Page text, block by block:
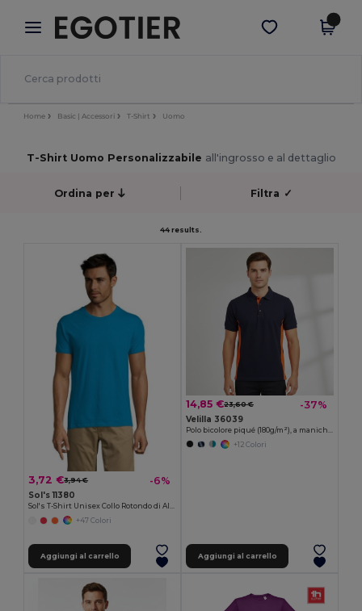
× App Egotier
Prezzi migliori sull'app!
Scarica app
Home Basic | Accessori T-Shirt Uomo
T-Shirt Uomo Personalizzabile all'ingrosso e al dettaglio
Ordina per Filtra ✓
44 results.
3,72 €3,94 € -6%
Sol's 11380
Sol's T-Shirt Unisex Collo Rotondo di Alta Qualità
+47 Colori
Aggiungi al carrello
14,85 €23,60 € -37%
Velilla 36039
Polo bicolore piqué (180g/m²), a maniche corte, in cotone (60%) e poliestere (40%)
+12 Colori
Aggiungi al carrello